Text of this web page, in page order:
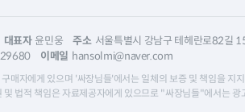
대표자 윤민웅 주소 서울특별시 강남구 테헤란로82길
이메일 hansolmi@naver.com
매자에게 있으며 '싸장님들'에서는 일체의 보증 및 책임을 지
및 법적 책임은 자료제공자에게 있으므로 "싸장님들"에서는 광